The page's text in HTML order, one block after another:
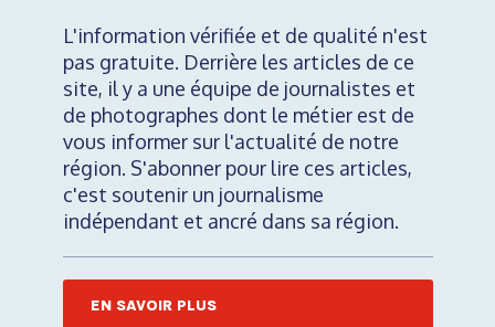
L'information vérifiée et de qualité n'est
pas gratuite. Derrière les articles de ce
site, il y a une équipe de journalistes et
de photographes dont le métier est de
vous informer sur l'actualité de notre
région. S'abonner pour lire ces articles,
c'est soutenir un journalisme
indépendant et ancré dans sa région.
EN SAVOIR PLUS